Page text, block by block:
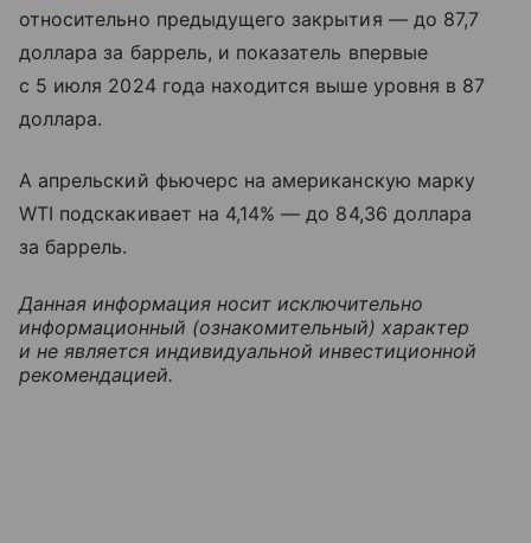
относительно предыдущего закрытия — до 87,7
доллара за баррель, и показатель впервые
с 5 июля 2024 года находится выше уровня в 87
доллара.
А апрельский фьючерс на американскую марку
WTI подскакивает на 4,14% — до 84,36 доллара
за баррель.
Данная информация носит исключительно
информационный (ознакомительный) характер
и не является индивидуальной инвестиционной
рекомендацией.